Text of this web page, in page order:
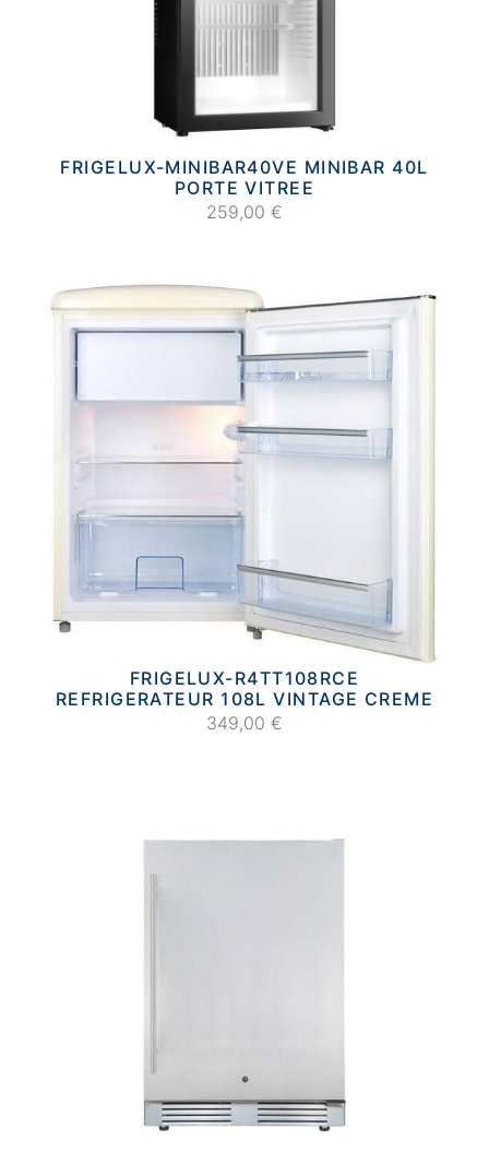
FRIGELUX-MINIBAR40VE MINIBAR 40L
PORTE VITREE
259,00 €
FRIGELUX-R4TT108RCE
REFRIGERATEUR 108L VINTAGE CREME
349,00 €